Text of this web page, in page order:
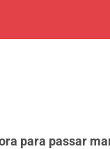
para passar